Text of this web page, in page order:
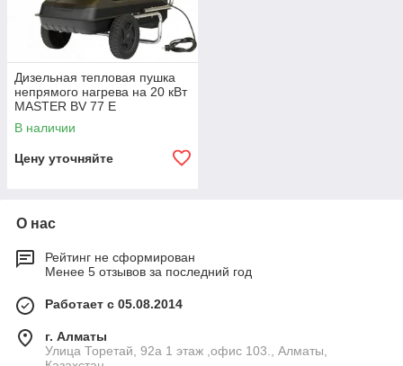
Дизельная тепловая пушка
непрямого нагрева на 20 кВт
MASTER BV 77 E
В наличии
Цену уточняйте
О нас
Рейтинг не сформирован
Менее 5 отзывов за последний год
Работает с 05.08.2014
г. Алматы
​Улица Торетай, 92а​ 1 этаж ,офис 103., Алматы,